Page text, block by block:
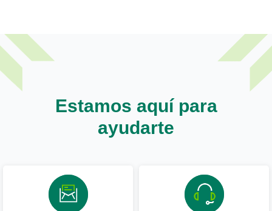
Estamos aquí para
ayudarte